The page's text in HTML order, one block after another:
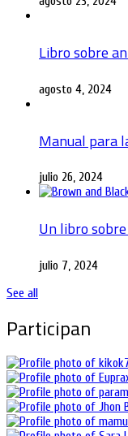
Libro sobre
agosto 4, 2024
Manual para
julio 26, 2024
Un libro
julio 7, 2024
See all
Participan